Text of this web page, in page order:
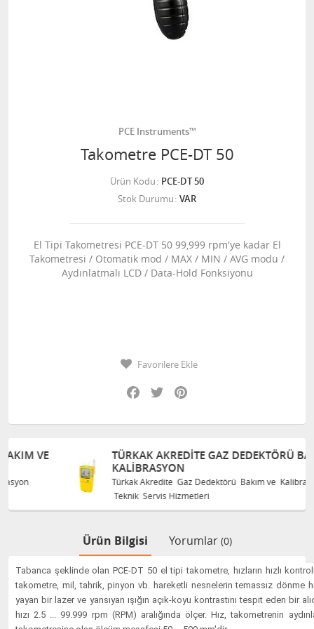
PCE Instruments™
Takometre PCE-DT 50
Ürün Kodu PCE-DT 50
Stok Durumu VAR
El Tipi Takometresi PCE-DT 50 99,999 rpm'ye kadar El
Takometresi / Otomatik mod / MAX / MIN / AVG modu /
Aydınlatmalı LCD / Data-Hold Fonksiyonu
Favorilere Ekle
Facebook
Twitter
TÜRKAK AKREDITE GAZ DEDEKTÖRÜ BAKIM VE
KALIBRASYON
Türkak Akredite Gaz Dedektörü Bakım ve Kalibrasyon
Teknik Servis Hizmetleri
Ürün Bilgisi Yorumlar (0)
Tabanca şeklinde olan PCE-DT 50 el tipi takometre, hızların hızlı
takometre, mil, tahrik, pinyon vb. hareketli nesnelerin temassız dönme
yayan bir lazer ve yansıyan ışığın açık-koyu kontrastını tespit eden bir
hızı 2.5 ... 99.999 rpm (RPM) aralığında ölçer. Hız, takometrenin